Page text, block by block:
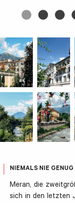
NIEMALS NIE
Meran, die
sich in den letzten